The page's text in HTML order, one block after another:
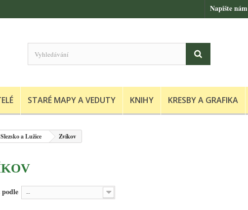
Napište nám
STARÉ MAPY A VEDUTY KNIHY KRESBY A GRAFIKA
a Lužice Zvíkov
--